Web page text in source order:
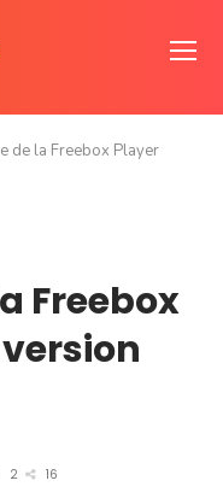
de la Freebox Player
Freebox
2 16